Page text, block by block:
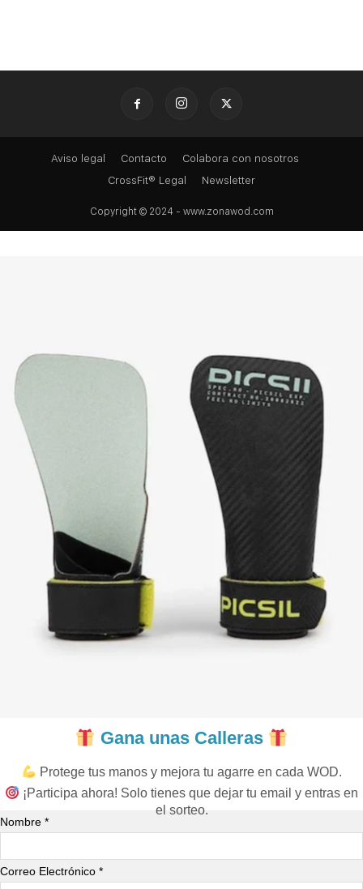
Aviso legal Contacto
Colabora con nosotros
CrossFit® Legal
Newsletter
Copyright © 2024 - www.zonawod.com
Gana unas Calleras
Protege tus manos y mejora tu agarre en cada WOD.
¡Participa ahora! Solo tienes que dejar tu email y entras en
el sorteo.
Nombre *
Correo Electrónico *